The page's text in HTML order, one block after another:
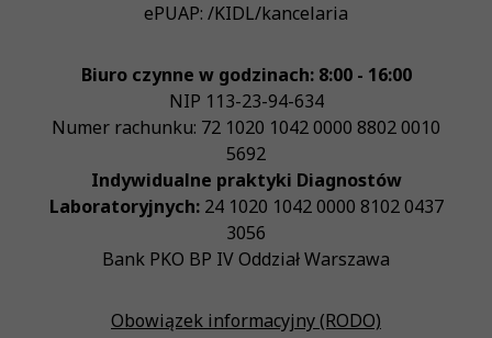
ePUAP: /KIDL/kancelaria
Biuro czynne w godzinach: 8:00 - 16:00
NIP 113-23-94-634
Numer rachunku: 72 1020 1042 0000 8802 0010
5692
Indywidualne praktyki Diagnostów
Laboratoryjnych:24 1020 1042 0000 8102 0437
3056
Bank PKO BP IV Oddział Warszawa
Obowiązek informacyjny (RODO)